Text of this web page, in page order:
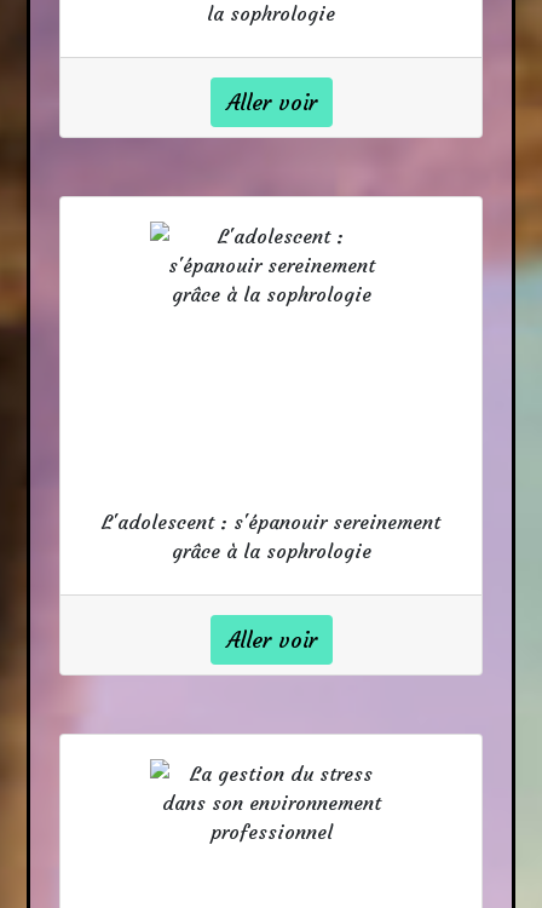
la sophrologie
Aller voir
L'adolescent : s'épanouir sereinement
grâce à la sophrologie
Aller voir